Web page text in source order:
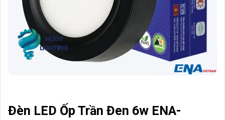
Đèn LED Ốp Trần Đen 6w ENA-